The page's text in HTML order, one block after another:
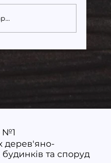
модульні
щороку
№1
дерев'яно-
та споруд